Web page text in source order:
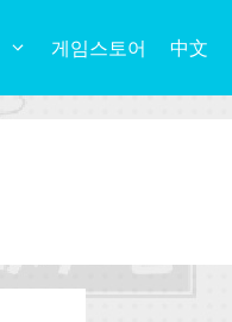
게임스토어 中文